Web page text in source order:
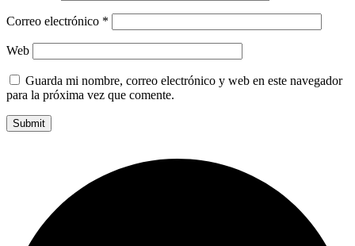
Correo electrónico *
Web
Guarda mi nombre, correo electrónico y web en este navegador
para la próxima vez que comente.